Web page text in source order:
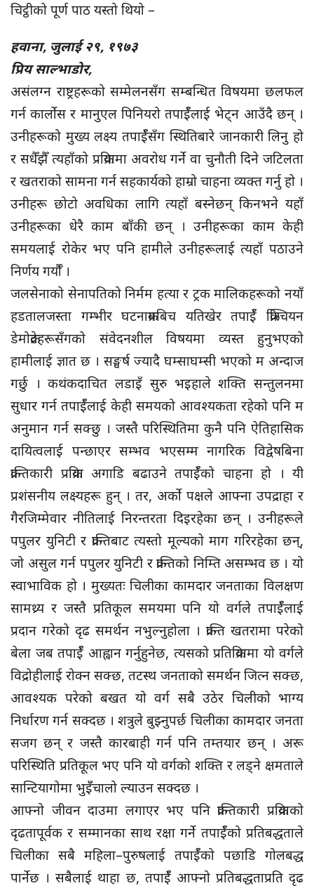
चिट्ठीको पूर्ण पाठ यस्तो थियो –
हवाना, जुलाई २९, १९७३
प्रिय साल्भाडोर,
असंलग्न राष्ट्रहरूको सम्मेलनसँग सम्बन्धित विषयमा छलफल
गर्न कार्लोस र मानुएल पिनियरो तपाईँलाई भेट्न आउँदै छन् ।
उनीहरूको मुख्य लक्ष्य तपाईँसँग स्थितिबारे जानकारी लिनु हो
र सधैँझैँ त्यहाँको प्रक्रियामा अवरोध गर्ने वा चुनौती दिने जटिलता
र खतराको सामना गर्न सहकार्यको हाम्रो चाहना व्यक्त गर्नु हो ।
उनीहरू छोटो अवधिका लागि त्यहाँ बस्नेछन् किनभने यहाँ
उनीहरूका धेरै काम बाँकी छन् । उनीहरूका काम केही
समयलाई रोकेर भए पनि हामीले उनीहरूलाई त्यहाँ पठाउने
निर्णय गर्यौँ ।
जलसेनाको सेनापतिको निर्मम हत्या र ट्रक मालिकहरूको नयाँ
हडतालजस्ता गम्भीर घटनाक्रमबिच यतिखेर तपाईँ क्रिश्चियन
डेमोक्रेटहरूसँगको संवेदनशील विषयमा व्यस्त हुनुभएको
हामीलाई ज्ञात छ । सङ्घर्ष ज्यादै घम्साघम्सी भएको म अन्दाज
गर्छु । कथंकदाचित लडाइँ सुरु भइहाले शक्ति सन्तुलनमा
सुधार गर्न तपाईँलाई केही समयको आवश्यकता रहेको पनि म
अनुमान गर्न सक्छु । जस्तै परिस्थितिमा कुनै पनि ऐतिहासिक
दायित्वलाई पन्छाएर सम्भव भएसम्म नागरिक विद्वेषबिना
क्रान्तिकारी प्रक्रिया अगाडि बढाउने तपाईँको चाहना हो । यी
प्रशंसनीय लक्ष्यहरू हुन् । तर, अर्को पक्षले आफ्ना उपद्राहा र
गैरजिम्मेवार नीतिलाई निरन्तरता दिइरहेका छन् । उनीहरूले
पपुलर युनिटी र क्रान्तिबाट त्यस्तो मूल्यको माग गरिरहेका छन्,
जो असुल गर्न पपुलर युनिटी र क्रान्तिको निम्ति असम्भव छ । यो
स्वाभाविक हो । मुख्यतः चिलीका कामदार जनताका विलक्षण
सामथ्र्य र जस्तै प्रतिकूल समयमा पनि यो वर्गले तपाईँलाई
प्रदान गरेको दृढ समर्थन नभुल्नुहोला । क्रान्ति खतरामा परेको
बेला जब तपाईँ आह्वान गर्नुहुनेछ, त्यसको प्रतिक्रियामा यो वर्गले
विद्रोहीलाई रोक्न सक्छ, तटस्थ जनताको समर्थन जित्न सक्छ,
आवश्यक परेको बखत यो वर्ग सबै उठेर चिलीको भाग्य
निर्धारण गर्न सक्दछ । शत्रुले बुझ्नुपर्छ चिलीका कामदार जनता
सजग छन् र जस्तै कारबाही गर्न पनि तम्तयार छन् । अरू
परिस्थिति प्रतिकूल भए पनि यो वर्गको शक्ति र लड्ने क्षमताले
सान्टियागोमा भुइँँचालो ल्याउन सक्दछ ।
आफ्नो जीवन दाउमा लगाएर भए पनि क्रान्तिकारी प्रक्रियाको
दृढतापूर्वक र सम्मानका साथ रक्षा गर्ने तपाईँको प्रतिबद्धताले
चिलीका सबै महिला–पुरुषलाई तपाईँको पछाडि गोलबद्ध
पार्नेछ । सबैलाई थाहा छ, तपाईँ आफ्नो प्रतिबद्धताप्रति दृढ